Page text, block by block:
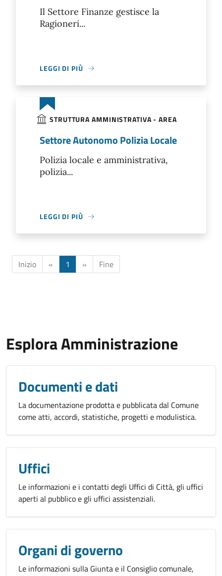
Il Settore Finanze gestisce la
Ragioneri...
LEGGI DI PIÙ
STRUTTURA AMMINISTRATIVA - AREA
Settore Autonomo Polizia Locale
Polizia locale e amministrativa,
polizia...
LEGGI DI PIÙ
Inizio « 1 » Fine
Esplora Amministrazione
Documenti e dati
La documentazione prodotta e pubblicata dal Comune
come atti, accordi, statistiche, progetti e modulistica.
Uffici
Le informazioni e i contatti degli Uffici di Città, gli uffici
aperti al pubblico e gli uffici assistenziali.
Organi di governo
Le informazioni sulla Giunta e il Consiglio comunale,